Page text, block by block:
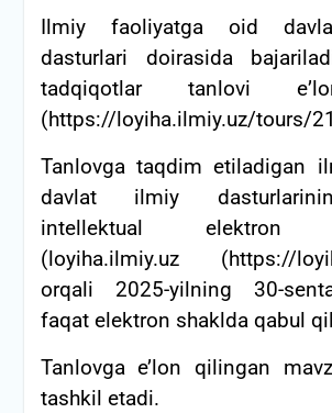
Ilmiy faoliyatga oid
dasturlari doirasida
tadqiqotlar tanlovi
(https://loyiha.ilmiy.uz/tours/
Tanlovga taqdim etiladigan
davlat ilmiy
intellektual elektron
(loyiha.ilmiy.uz (https://
orqali 2025-yilning 30-
faqat elektron shaklda qabul
Tanlovga e’lon qilingan
tashkil etadi.